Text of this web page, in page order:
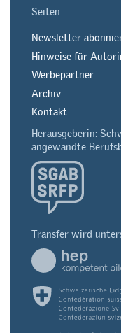
Seiten
Newsletter
Hinweise für
Werbepartner
Archiv
Kontakt
Herausgeberin:
angewandte
Transfer wird